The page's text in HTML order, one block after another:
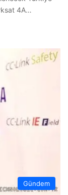
4A…
Gündem